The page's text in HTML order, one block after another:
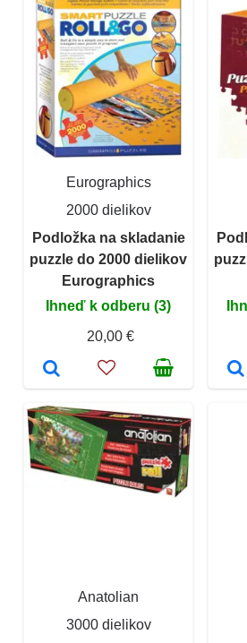
Eurographics
2000 dielikov
Podložka na skladanie
puzzle do 2000 dielikov
Eurographics
Ihneď k odberu (3)
20,00 €
Anatolian
3000 dielikov